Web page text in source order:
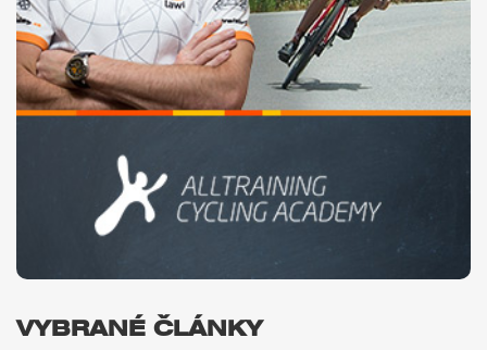
VYBRANÉ ČLÁNKY